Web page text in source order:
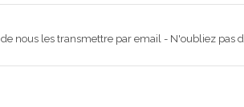
nous les transmettre par email - N'oubliez pas